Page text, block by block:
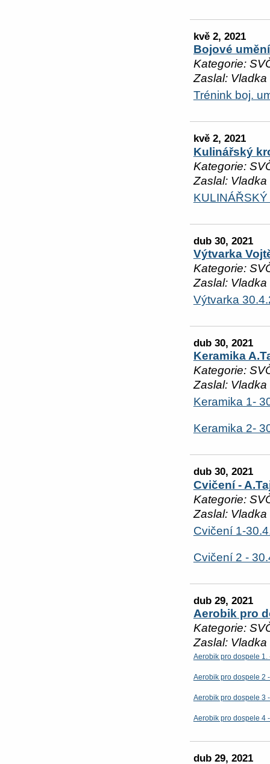
kvě 2, 2021
Bojové umění
Kategorie:
Zaslal: Vladka
Trénink boj.
kvě 2, 2021
Kulinářský
Kategorie:
Zaslal: Vladka
dub 30, 2021
Výtvarka
Kategorie:
Zaslal: Vladka
Výtvarka
dub 30, 2021
Keramika
Kategorie:
Zaslal: Vladka
Keramika 1-
Keramika 2-
dub 30, 2021
Cvičení -
Kategorie:
Zaslal: Vladka
Cvičení 1-
Cvičení 2 -
dub 29, 2021
Aerobik pro
Kategorie:
Zaslal: Vladka
Aerobik pro dospele 1.
Aerobik pro dospele 2
Aerobik pro dospele 3
Aerobik pro dospele 4
dub 29, 2021